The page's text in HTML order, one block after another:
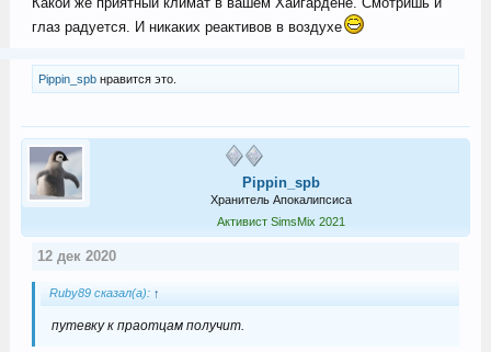
глаз радуется. И никаких реактивов в воздухе
Pippin_spbнравится это.
Pippin_spb
Хранитель Апокалипсиса
Активист SimsMix 2021
12 дек 2020
Ruby89 сказал(а): ↑
путевку к праотцам получит.